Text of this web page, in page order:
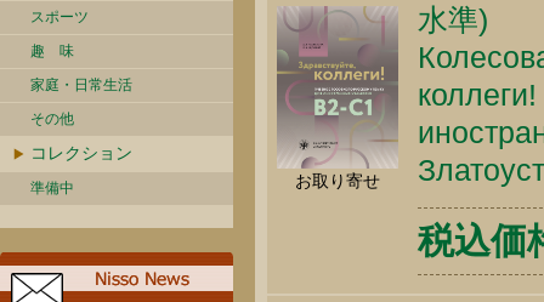
スポーツ
趣 味
家庭・日常生活
その他
コレクション
準備中 お取り寄せ
水準)
税込価